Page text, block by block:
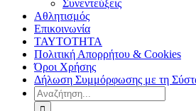
Συνεντεύξεις
Αθλητισμός
Επικοινωνία
ΤΑΥΤΟΤΗΤΑ
Πολιτική Απορρήτου & Cookies
Όροι Χρήσης
Δήλωση Συμμόρφωσης με τη
Αναζήτηση
για: